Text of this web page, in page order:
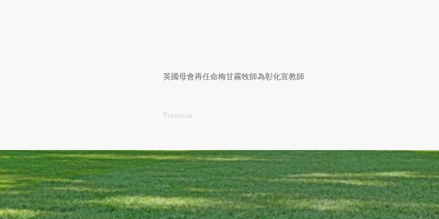
英國母會再任命梅甘霧牧師為彰化宣教師
Previous